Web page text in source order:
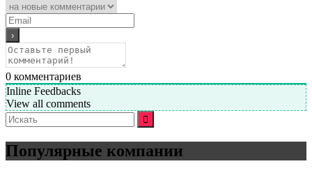
0 комментариев
Inline Feedbacks
View all comments
Искать:
Популярные компании